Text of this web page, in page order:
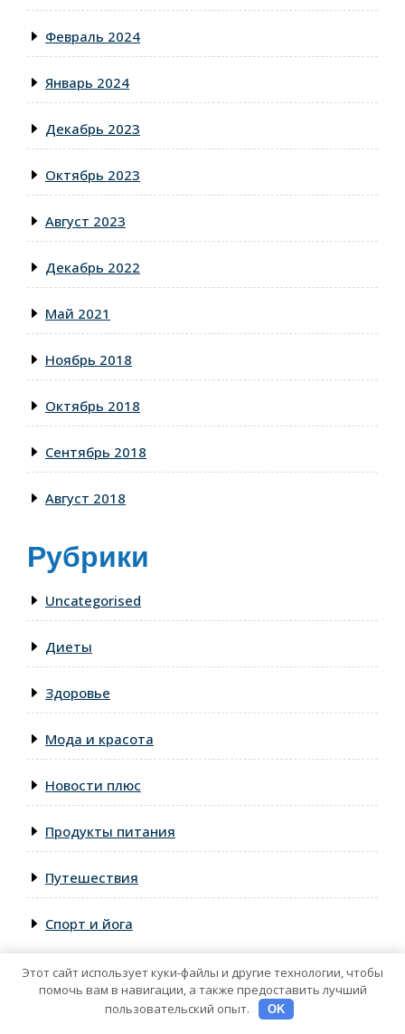
Февраль 2024
Январь 2024
Декабрь 2023
Октябрь 2023
Август 2023
Декабрь 2022
Май 2021
Ноябрь 2018
Октябрь 2018
Сентябрь 2018
Август 2018
Рубрики
Uncategorised
Диеты
Здоровье
Мода и красота
Новости плюс
Продукты питания
Путешествия
Спорт и йога
Этот сайт использует куки-файлы и другие технологии, чтобы
помочь вам в навигации, а также предоставить лучший
пользовательский опыт.
OK